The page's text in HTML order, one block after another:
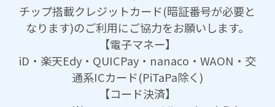
チップ搭載クレジットカード(暗証番号が必要と
なります)のご利用にご協力をお願いします。
【電子マネー】
iD・楽天Edy・QUICPay・nanaco・WAON・交
通系ICカード(PiTaPa除く)
【コード決済】